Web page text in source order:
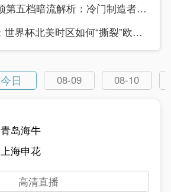
2026世欧预第五档暗流解析：冷门制造者的DNA与附加赛突围密码
昼夜错位：世界杯北美时区如何“撕裂”欧洲球迷的生理时钟
今日 08-09
08-10
青岛海牛
上海申花
高清直播